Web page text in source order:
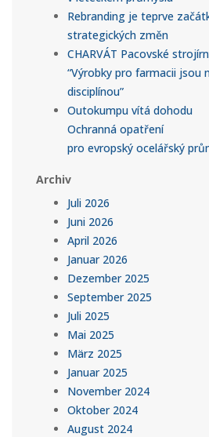
Rebranding je teprve
strategických změn
CHARVÁT Pacovské
“Výrobky pro farmacii jsou
disciplínou”
Outokumpu vítá dohodu
Ochranná opatření
pro evropský ocelářský
Archiv
Juli 2026
Juni 2026
April 2026
Januar 2026
Dezember 2025
September 2025
Juli 2025
Mai 2025
März 2025
Januar 2025
November 2024
Oktober 2024
August 2024